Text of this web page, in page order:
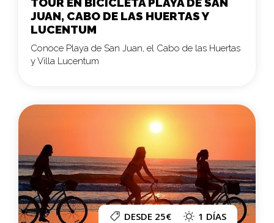
JUAN, CABO DE LAS HUERTAS Y
LUCENTUM
Conoce Playa de San Juan, el Cabo de las Huertas
y Villa Lucentum
DESDE 25€ 1 DÍAS